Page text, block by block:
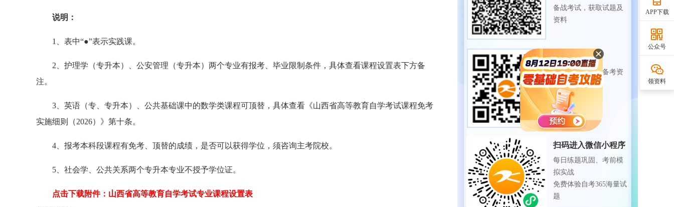
说明：
1 、表中“●”表示实践课。
2 、护理学（专升本）、公安管理（专升本）两个专业有报考、毕业限制条件，具体查看课程设置表下方备
注。
3、英语（专、专升本）、公共基础课中的数学类课程可顶替，具体查看《山西省高等教育自学考试课程免考
实施细则（2026） 》第十条。
4、 报考本科段课程有免考、顶替的成绩，是否可以获得学位，须咨询主考院校。
5、 社会学、公共关系两个专升本专业不授予学位证。
点击下载附件：山西省高等教育自学考试专业课程设置表
备战考试，获取试题及
资料
扫码下载APP
海量历年试题、备考资
料
免费下载领取
扫码进入微信小程序
每日练题巩固、考前模
拟实战
免费体验自考365海量试
题
APP下载
公众号
领资料